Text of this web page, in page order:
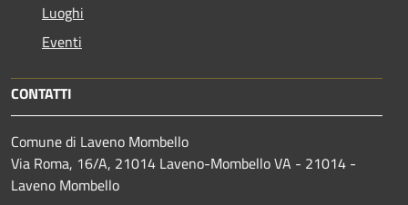
Luoghi
Eventi
CONTATTI
Comune di Laveno Mombello
Via Roma, 16/A, 21014 Laveno-Mombello VA - 21014 -
Laveno Mombello